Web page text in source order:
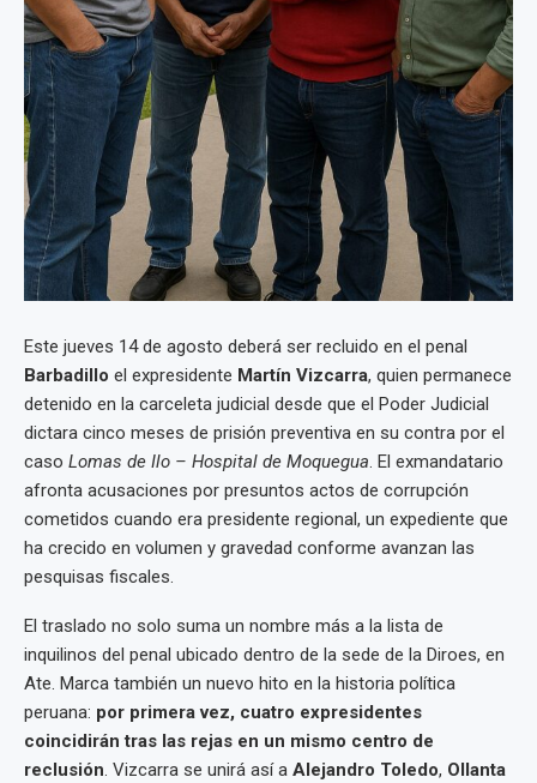
Este jueves 14 de agosto deberá ser recluido en el penal
Barbadillo el expresidente Martín Vizcarra, quien permanece
detenido en la carceleta judicial desde que el Poder Judicial
dictara cinco meses de prisión preventiva en su contra por el
caso Lomas de Ilo – Hospital de Moquegua. El exmandatario
afronta acusaciones por presuntos actos de corrupción
cometidos cuando era presidente regional, un expediente que
ha crecido en volumen y gravedad conforme avanzan las
pesquisas fiscales.
El traslado no solo suma un nombre más a la lista de
inquilinos del penal ubicado dentro de la sede de la Diroes, en
Ate. Marca también un nuevo hito en la historia política
peruana: por primera vez, cuatro expresidentes
coincidirán tras las rejas en un mismo centro de
reclusión. Vizcarra se unirá así a Alejandro Toledo, Ollanta